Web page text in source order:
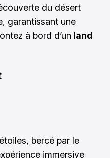
du désert
garantissant une
à bord d’un land
bercé par le
immersive